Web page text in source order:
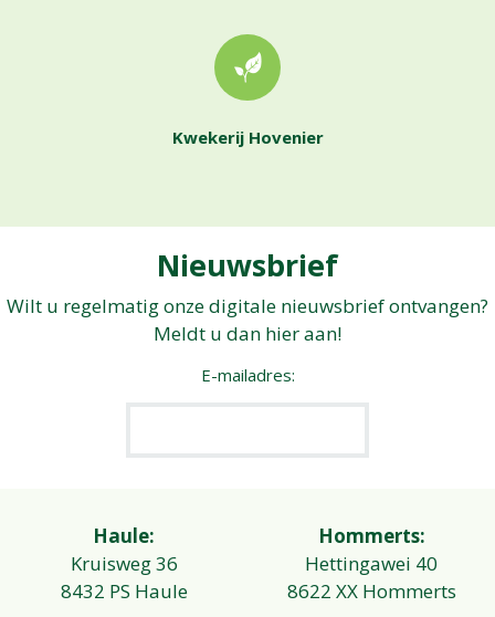
Kwekerij Hovenier
Nieuwsbrief
Wilt u regelmatig onze digitale nieuwsbrief ontvangen?
Meldt u dan hier aan!
E-mailadres:
Haule:
Kruisweg 36
8432 PS Haule
Hommerts:
Hettingawei 40
8622 XX Hommerts